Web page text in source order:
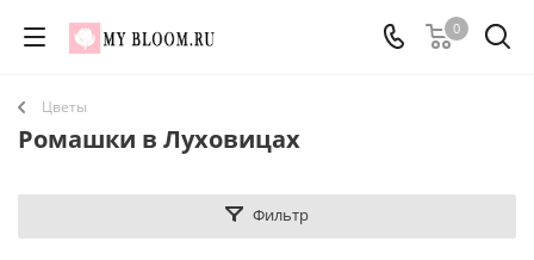
0
Цветы
Ромашки в Луховицах
Фильтр